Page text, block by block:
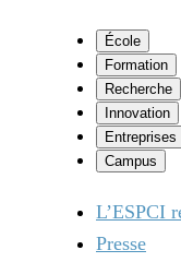
École
Formation
Recherche
Innovation
Entreprises
Campus
L’ESPCI
Presse